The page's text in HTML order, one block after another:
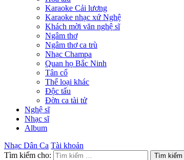
Karaoke Cải lương
Karaoke nhạc xứ Nghệ
Khách mời văn nghệ sĩ
Ngâm thơ
Ngâm thơ ca trù
Nhạc Champa
Quan họ Bắc Ninh
Tân cổ
Thể loại khác
Độc tấu
Đờn ca tài tử
Nghệ sĩ
Nhạc sĩ
Album
Nhạc Dân Ca Tài khoản
Tìm kiếm cho: